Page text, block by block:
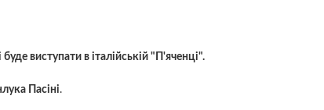
виступати в італійській "П'яченці".
Пасіні.